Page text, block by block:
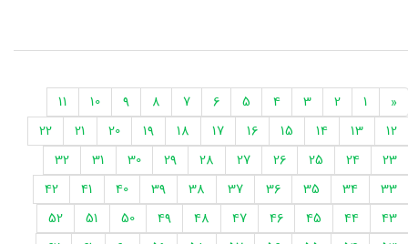
«
1
2
3
4
5
6
7
8
9
10
11
12
13
14
15
16
17
18
19
20
21
22
23
24
25
26
27
28
29
30
31
32
33
34
35
36
37
38
39
40
41
42
43
44
45
46
47
48
49
50
51
52